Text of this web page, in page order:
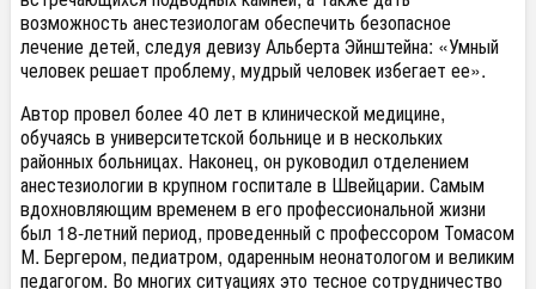
возможность анестезиологам обеспечить безопасное
лечение детей, следуя девизу Альберта Эйнштейна: «Умный
человек решает проблему, мудрый человек избегает ее».
Автор провел более 40 лет в клинической медицине,
обучаясь в университетской больнице и в нескольких
районных больницах. Наконец, он руководил отделением
анестезиологии в крупном госпитале в Швейцарии. Самым
вдохновляющим временем в его профессиональной жизни
был 18-летний период, проведенный с профессором Томасом
М. Бергером, педиатром, одаренным неонатологом и великим
педагогом. Во многих ситуациях это тесное сотрудничество